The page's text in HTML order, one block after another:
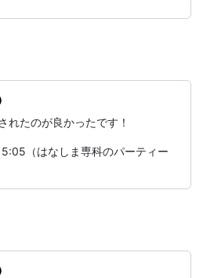
れたのが良かったです！
（はなしま専科のパーティー